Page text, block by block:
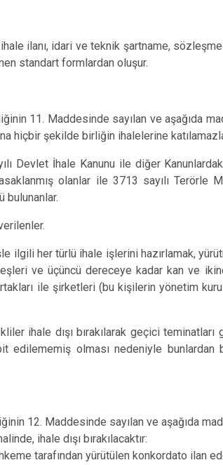
ilanı, idari ve teknik şartname,
standart formlardan oluşur.
11. Maddesinde sayılan ve aşağıda
hiçbir şekilde birliğin ihalelerine
Devlet İhale Kanunu ile diğer
olanlar ile 3713 sayılı Terörle
bulunanlar.
ilgili her türlü ihale işlerini hazırlamak,
ve üçüncü dereceye kadar kan ve
ile şirketleri (bu kişilerin yönetim
ihale dışı bırakılarak geçici teminatları
edilememiş olması nedeniyle bunlardan
12. Maddesinde sayılan ve aşağıda
ihale dışı bırakılacaktır:
tarafından yürütülen konkordato ilan